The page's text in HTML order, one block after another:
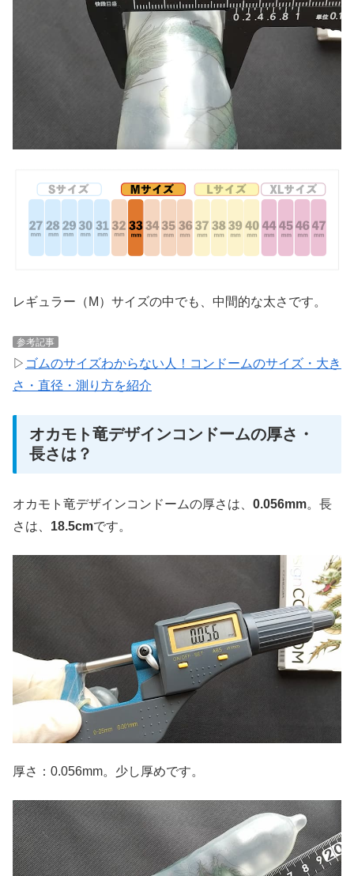
レギュラー（M）サイズの中でも、中間的な太さです。
参考記事
▷ ゴムのサイズわからない人！コンドームのサイズ・大き
さ・直径・測り方を紹介
オカモト竜デザインコンドームの厚さ・
長さは？
オカモト竜デザインコンドームの厚さは、 0.056mm。長
さは、 18.5cmです。
厚さ：0.056mm。少し厚めです。